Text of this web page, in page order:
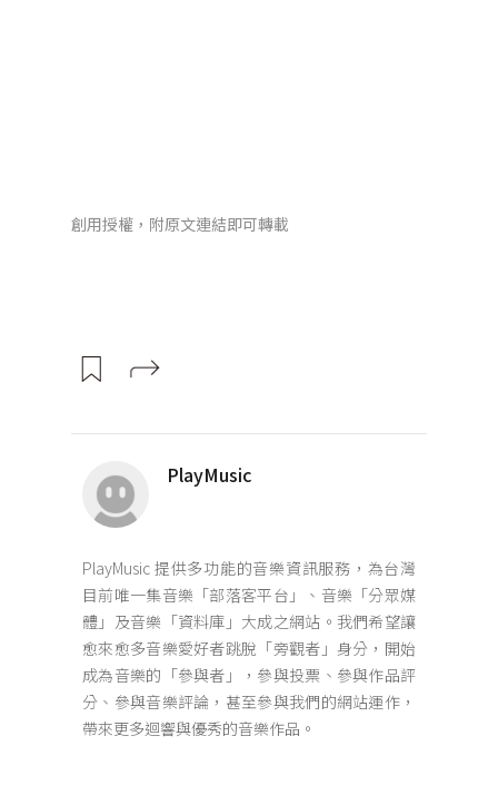
創用授權，附原文連結即可轉載
PlayMusic
PlayMusic 提供多功能的音樂資訊服務，為台灣
目前唯一集音樂「部落客平台」、音樂「分眾媒
體」及音樂「資料庫」大成之網站。我們希望讓
愈來愈多音樂愛好者跳脫「旁觀者」身分，開始
成為音樂的「參與者」，參與投票、參與作品評
分、參與音樂評論，甚至參與我們的網站運作，
帶來更多迴響與優秀的音樂作品。